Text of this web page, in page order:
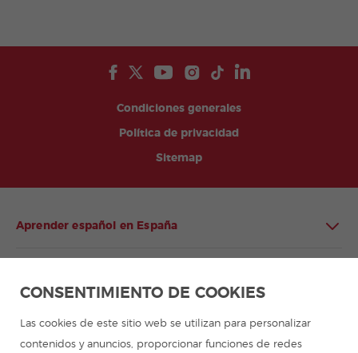
Condiciones generales
Política de privacidad
Sitemap
Aprender español en España
CONSENTIMIENTO DE COOKIES
Las cookies de este sitio web se utilizan para personalizar
contenidos y anuncios, proporcionar funciones de redes